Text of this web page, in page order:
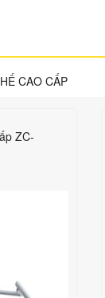
CAO CẤP
ZC-